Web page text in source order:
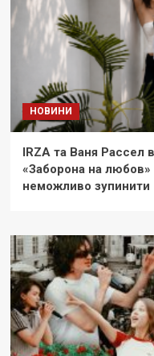
НОВИНИ
IRZA та Ваня Рассел
«Заборона на любов»
неможливо зупинити